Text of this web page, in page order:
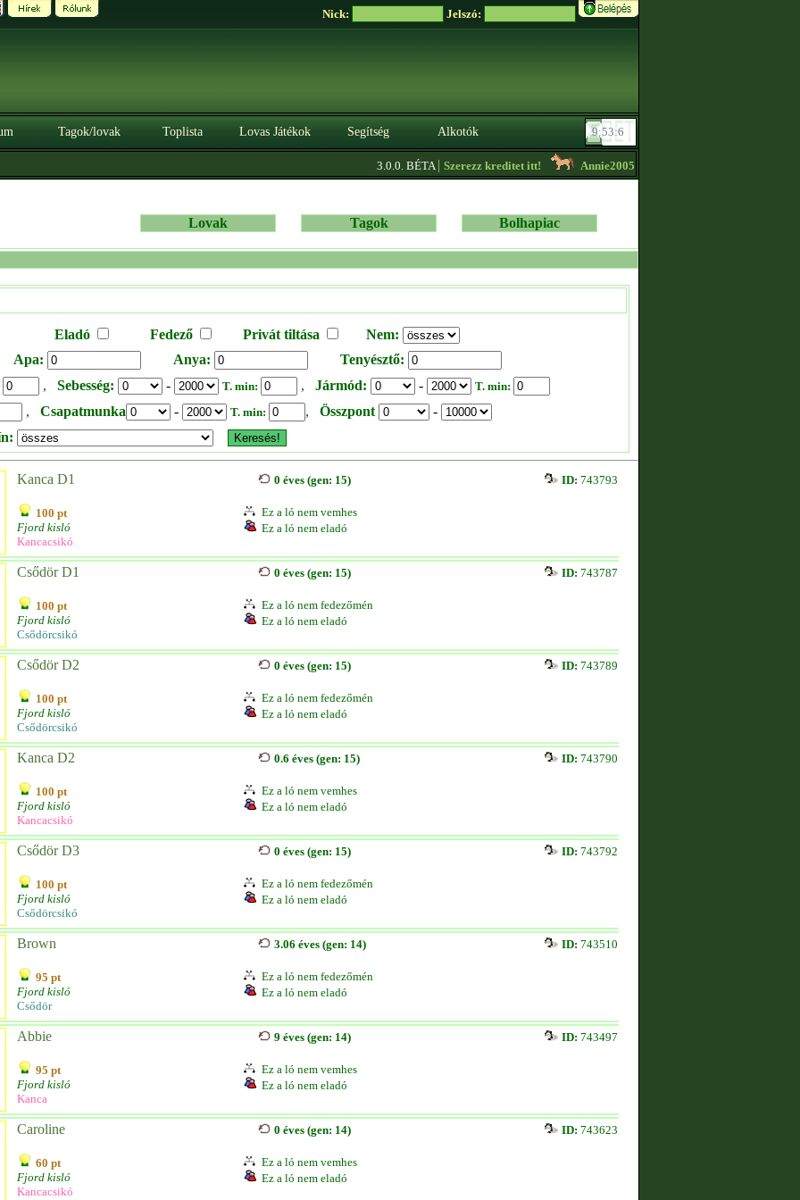
Nick: Jelszó:
Tagok/lovak Toplista Lovas Játékok Segítség Alkotók
3.0.0. BÉTA|Szerezz kreditet itt! Annie2005- Mitikus importok alacsony áron
Lovak Tagok Bolhapiac
Eladó Fedező Privát tiltása
Nem:
Apa:
Anya: Tenyésztő:
, Sebesség: - T. min: , Jármód: - T. min:
, Csapatmunka - T. min: , Összpont
-
Kanca D1
100 pt
Fjord kisló
Kancacsikó
0 éves (gen: 15) ID: 743793
Ez a ló nem vemhes
Ez a ló nem eladó
Csődör D1
100 pt
Fjord kisló
Csődörcsikó
0 éves (gen: 15) ID: 743787
Ez a ló nem fedezőmén
Ez a ló nem eladó
Csődör D2
100 pt
Fjord kisló
Csődörcsikó
0 éves (gen: 15) ID: 743789
Ez a ló nem fedezőmén
Ez a ló nem eladó
Kanca D2
100 pt
Fjord kisló
Kancacsikó
0.6 éves (gen: 15) ID: 743790
Ez a ló nem vemhes
Ez a ló nem eladó
Csődör D3
100 pt
Fjord kisló
Csődörcsikó
0 éves (gen: 15) ID: 743792
Ez a ló nem fedezőmén
Ez a ló nem eladó
Brown
95 pt
Fjord kisló
Csődör
3.06 éves (gen: 14) ID: 743510
Ez a ló nem fedezőmén
Ez a ló nem eladó
Abbie
95 pt
Fjord kisló
Kanca
9 éves (gen: 14) ID: 743497
Ez a ló nem vemhes
Ez a ló nem eladó
Caroline
60 pt
Fjord kisló
Kancacsikó
0 éves (gen: 14) ID: 743623
Ez a ló nem vemhes
Ez a ló nem eladó